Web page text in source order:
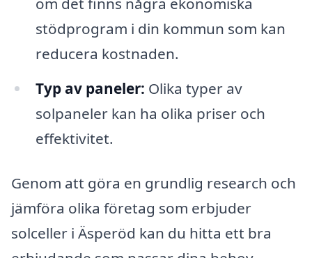
stödprogram i din kommun som kan
reducera kostnaden.
Typ av paneler: Olika typer av
solpaneler kan ha olika priser och
effektivitet.
Genom att göra en grundlig research och
jämföra olika företag som erbjuder
solceller i Äsperöd kan du hitta ett bra